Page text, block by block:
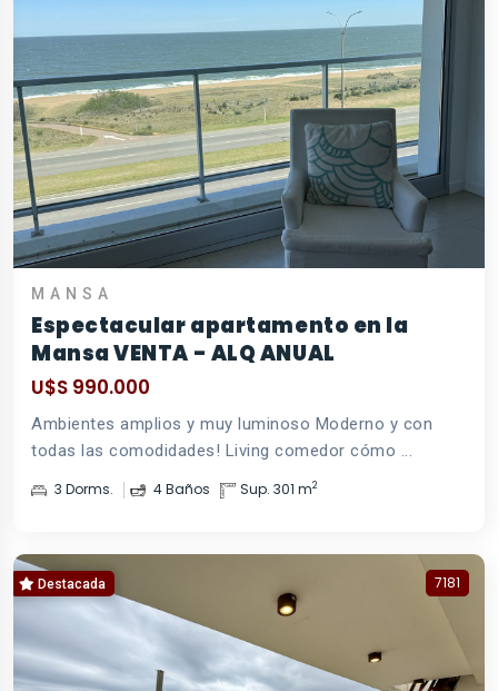
MANSA
Espectacular apartamento en la
Mansa VENTA - ALQ ANUAL
U$S 990.000
Ambientes amplios y muy luminoso Moderno y con
todas las comodidades! Living comedor cómo ...
3 Dorms. 4 Baños Sup. 301 m2
Destacada 7181